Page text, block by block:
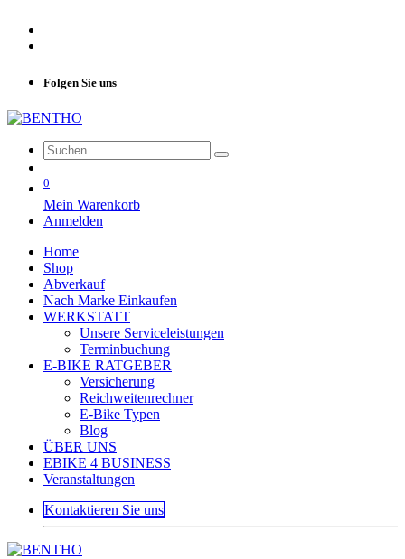
Folgen Sie uns
0
Mein Warenkorb
Anmelden
Home
Shop
Abverkauf
Nach Marke Einkaufen
WERKSTATT
Unsere Serviceleistungen
Terminbuchung
E-BIKE RATGEBER
Versicherung
Reichweitenrechner
E-Bike Typen
Blog
ÜBER UNS
EBIKE 4 BUSINESS
Veranstaltungen
Kontaktieren Sie uns